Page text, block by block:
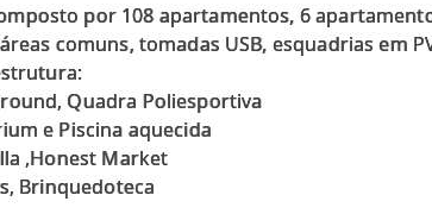
por 108 apartamentos, 6
comuns, tomadas USB, esquadrias em
Quadra Poliesportiva
e Piscina aquecida
,Honest Market
Brinquedoteca